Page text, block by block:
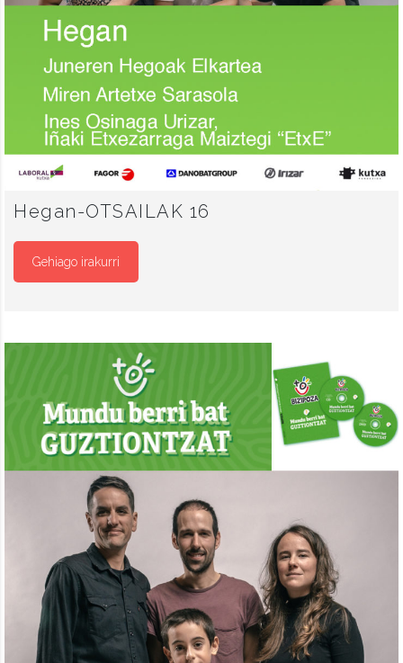
Hegan-OTSAILAK 16
Gehiago irakurri